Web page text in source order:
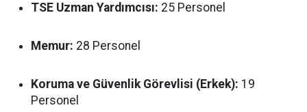
TSE Uzman Yardımcısı: 25 Personel
Memur: 28 Personel
Koruma ve Güvenlik Görevlisi (Erkek): 19
Personel